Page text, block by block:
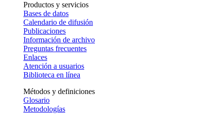
Productos y servicios
Bases de datos
Calendario de difusión
Publicaciones
Información de archivo
Preguntas frecuentes
Enlaces
Atención a usuarios
Biblioteca en línea
Métodos y definiciones
Glosario
Metodologías